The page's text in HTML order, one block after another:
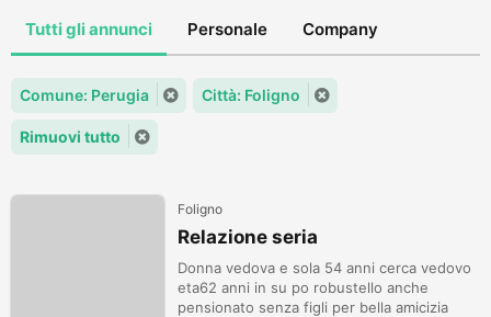
Tutti gli annunci Personale Company
Comune: Perugia Città: Foligno
Rimuovi tutto
Foligno
Relazione seria
Donna vedova e sola 54 anni cerca vedovo
eta62 anni in su po robustello anche
pensionato senza figli per bella amicizia